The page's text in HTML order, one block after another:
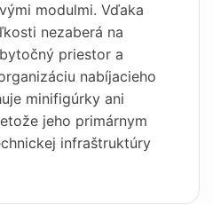
modulmi. Vďaka
nezaberá na
priestor a
nabíjacieho
minifigúrky ani
jeho primárnym
infraštruktúry